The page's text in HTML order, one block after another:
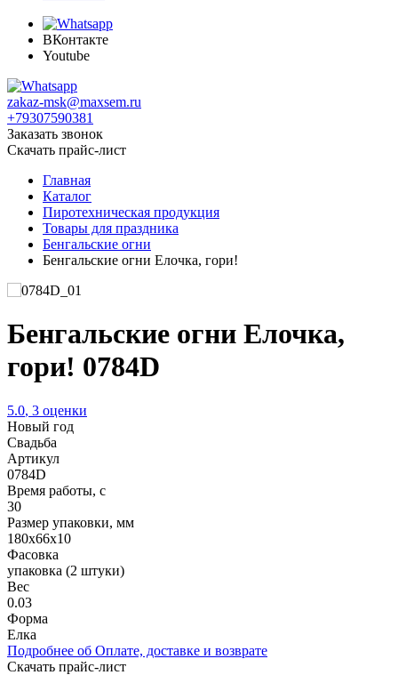
ВКонтакте
Youtube
zakaz-msk@maxsem.ru
+79307590381
Заказать звонок
Скачать прайс-лист
Главная
Каталог
Пиротехническая продукция
Товары для праздника
Бенгальские огни
Бенгальские огни Елочка, гори!
Бенгальские огни Елочка,
гори! 0784D
5.0, 3 оценки
Новый год
Свадьба
Артикул
0784D
Время работы, с
30
Размер упаковки, мм
180х66х10
Фасовка
упаковка (2 штуки)
Вес
0.03
Форма
Елка
Подробнее об Оплате, доставке и возврате
Скачать прайс-лист